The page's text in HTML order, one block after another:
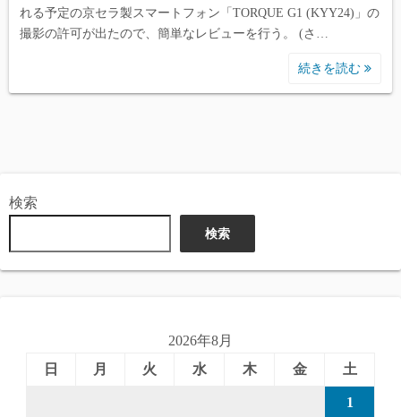
れる予定の京セラ製スマートフォン「TORQUE G1 (KYY24)」の
撮影の許可が出たので、簡単なレビューを行う。 (さ…
続きを読む
検索
検索
2026年8月
日
月 火 水 木 金 土
1